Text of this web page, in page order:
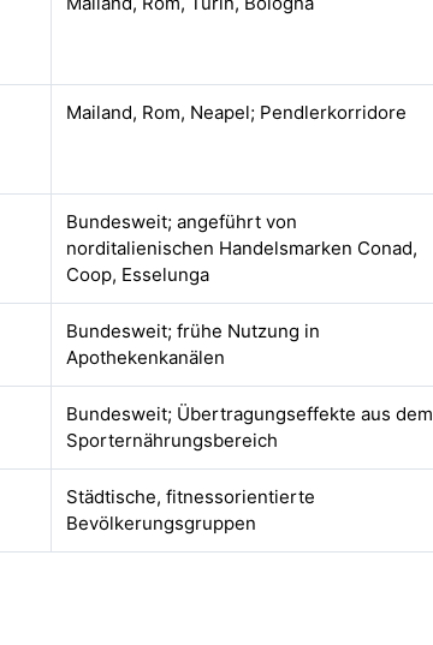
Mailand, Rom, Neapel; Pendlerkorridore
Bundesweit; angeführt von
norditalienischen Handelsmarken Conad,
Coop, Esselunga
Bundesweit; frühe Nutzung in
Apothekenkanälen
Bundesweit; Übertragungseffekte aus dem
Sporternährungsbereich
Städtische, fitnessorientierte
Bevölkerungsgruppen